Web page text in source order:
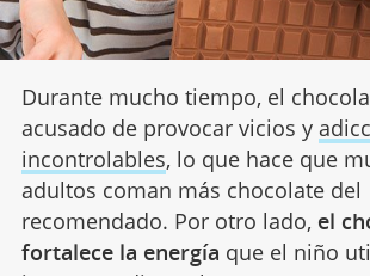
Durante mucho tiempo, el
acusado de provocar vicios y
incontrolables, lo que hace que
adultos coman más chocolate del
recomendado. Por otro lado, el
fortalece la energía que el niño